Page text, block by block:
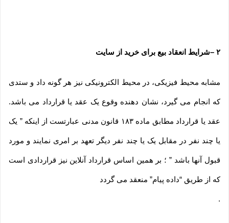
۲ –شرایط انعقاد بیع برای خرید از سایت
مشابه محیط فیزیکی، در محیط الکترونیکی نیز هر گونه داد و ستدی
که انجام می گیرد، نشان دهنده وقوع یک عقد یا قرارداد می باشد.
عقد یا قرارداد مطابق ماده ۱۸۳ قانون مدنی عبارتست از اینکه ” یک
یا چند نفر در مقابل یک یا چند نفر دیگر تعهد بر امری نمایند و مورد
قبول آنها باشد ” ؛ بر همین اساس قرارداد آنلاین نیز قراردادی است
که از طریق “داده پیام” منعقد می گردد
.